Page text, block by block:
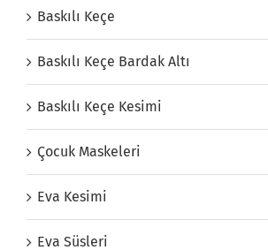
Baskılı Keçe
Baskılı Keçe Bardak Altı
Baskılı Keçe Kesimi
Çocuk Maskeleri
Eva Kesimi
Eva Süsleri